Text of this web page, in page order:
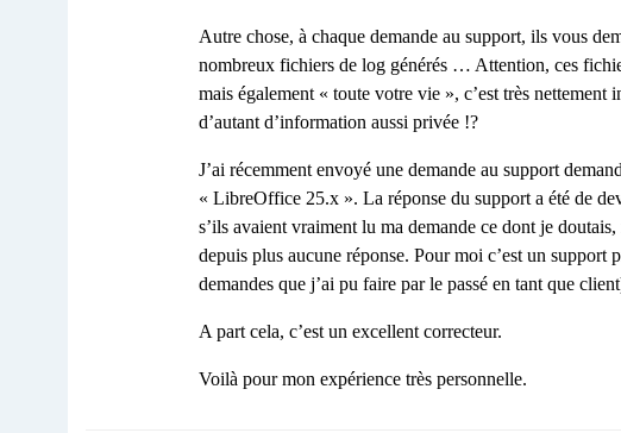
Autre chose, à chaque demande au support, ils vous
nombreux fichiers de log générés … Attention, ces
mais également « toute votre vie », c’est très
d’autant d’information aussi privée !?
J’ai récemment envoyé une demande au support
« LibreOffice 25.x ». La réponse du support a été de
s’ils avaient vraiment lu ma demande ce dont je
depuis plus aucune réponse. Pour moi c’est un support
demandes que j’ai pu faire par le passé en tant que
A part cela, c’est un excellent correcteur.
Voilà pour mon expérience très personnelle.